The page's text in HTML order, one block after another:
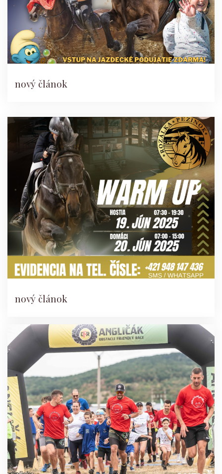
nový článok
nový článok